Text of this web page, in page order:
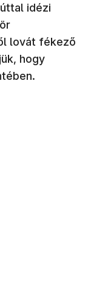
idézi
lovát fékező
hogy